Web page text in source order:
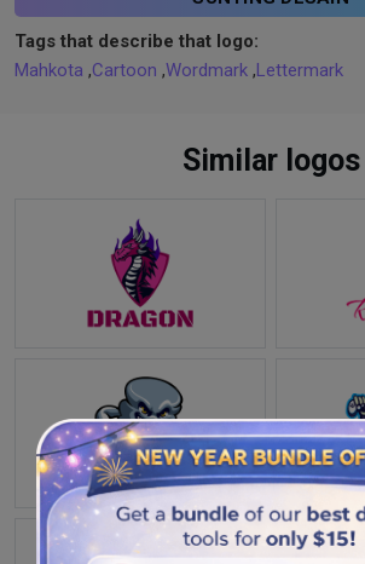
Tags that describe that logo:
Mahkota ,Cartoon ,Wordmark ,Lettermark
Similar logos